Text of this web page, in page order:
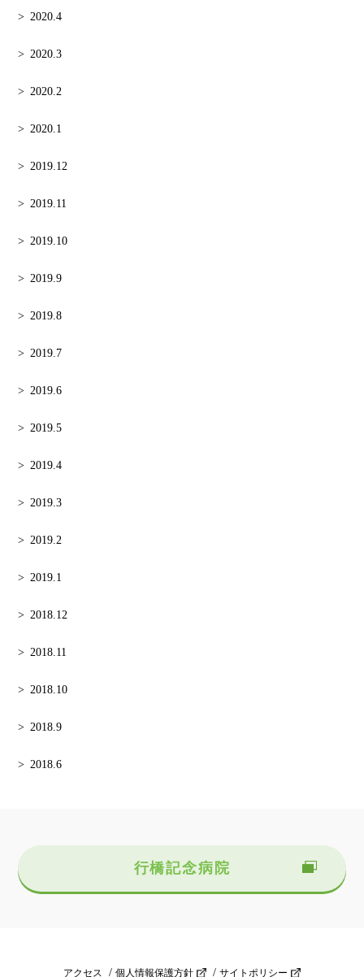
2020.4
2020.3
2020.2
2020.1
2019.12
2019.11
2019.10
2019.9
2019.8
2019.7
2019.6
2019.5
2019.4
2019.3
2019.2
2019.1
2018.12
2018.11
2018.10
2018.9
2018.6
行橋記念病院
アクセス 個人情報保護方針 サイトポリシー